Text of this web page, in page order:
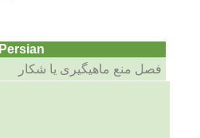
Persian
فصل منع ماهیگیری یا شکار